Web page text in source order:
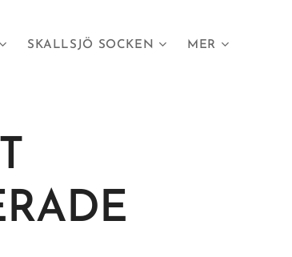
SKALLSJÖ SOCKEN MER